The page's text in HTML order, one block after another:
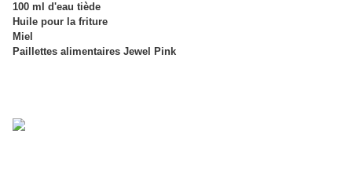
100 ml d'eau tiède
Huile pour la friture
Miel
Paillettes alimentaires Jewel Pink